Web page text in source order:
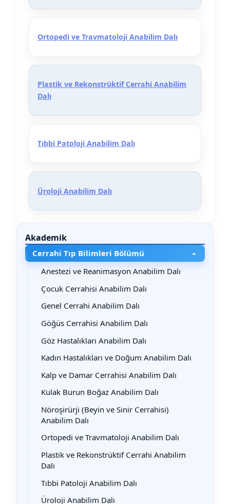
Ortopedi ve Travmatoloji Anabilim Dalı
Plastik ve Rekonstrüktif Cerrahi Anabilim
Dalı
Tıbbi Patoloji Anabilim Dalı
Üroloji Anabilim Dalı
Akademik
Cerrahi Tıp Bilimleri Bölümü
Anestezi ve Reanimasyon Anabilim Dalı
Çocuk Cerrahisi Anabilim Dalı
Genel Cerrahi Anabilim Dalı
Göğüs Cerrahisi Anabilim Dalı
Göz Hastalıkları Anabilim Dalı
Kadın Hastalıkları ve Doğum Anabilim Dalı
Kalp ve Damar Cerrahisi Anabilim Dalı
Kulak Burun Boğaz Anabilim Dalı
Nöroşirürji (Beyin ve Sinir Cerrahisi)
Anabilim Dalı
Ortopedi ve Travmatoloji Anabilim Dalı
Plastik ve Rekonstrüktif Cerrahi Anabilim
Dalı
Tıbbi Patoloji Anabilim Dalı
Üroloji Anabilim Dalı